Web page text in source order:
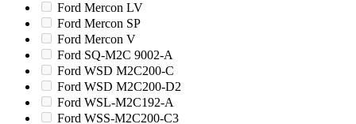
Ford Mercon LV
Ford Mercon SP
Ford Mercon V
Ford SQ-M2C 9002-A
Ford WSD M2C200-C
Ford WSD M2C200-D2
Ford WSL-M2C192-A
Ford WSS-M2C200-C3